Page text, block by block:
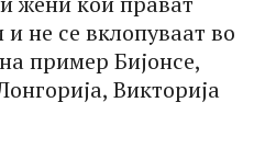
не се вклопуваат во
пример Бијонсе,
Викторија